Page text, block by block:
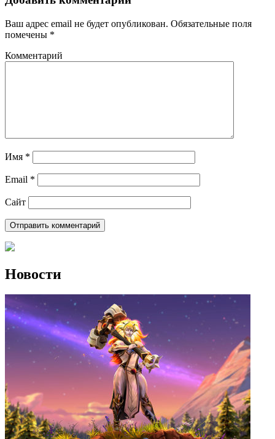
Ваш адрес email не будет опубликован. Обязательные поля
помечены *
Комментарий
Имя *
Email *
Сайт
Новости